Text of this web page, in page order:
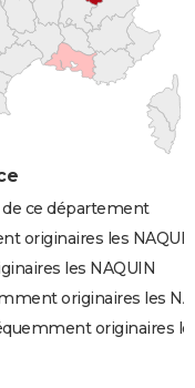
ce département
originaires les
les NAQUIN
originaires les
originaires